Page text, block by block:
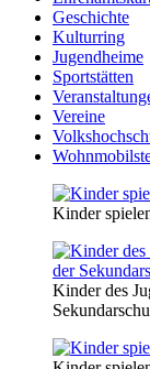
Geschichte
Kulturring
Jugendheime
Sportstätten
Vereine
Kinder
Kinder des